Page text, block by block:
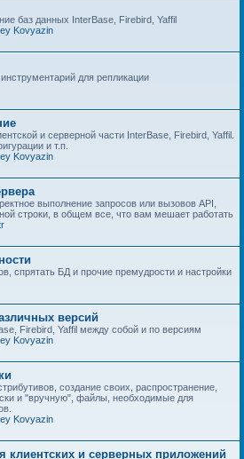
баз данных InterBase, Firebird, Yaffil
Kovyazin
для репликации
и серверной части InterBase, Firebird, Yaffil.
и т.п.
Kovyazin
выполнение запросов или вызовов API,
строки, в общем все, что вам мешает работать
спрятать БД и прочие премудрости и настройки
версий
Firebird, Yaffil между собой и по версиям
Kovyazin
создание своих, распространение,
и "вручную", файлы, необходимые для
Kovyazin
клиентских и серверных приложений